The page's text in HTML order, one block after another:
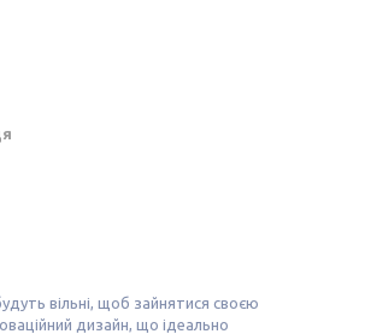
вільні, щоб зайнятися своєю
дизайн, що ідеально